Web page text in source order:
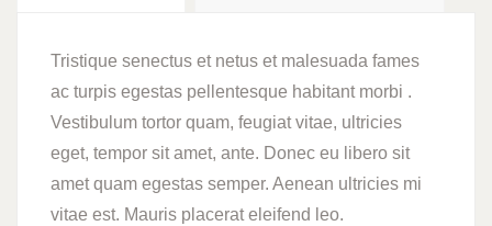
Tristique senectus et netus et malesuada fames
ac turpis egestas pellentesque habitant morbi .
Vestibulum tortor quam, feugiat vitae, ultricies
eget, tempor sit amet, ante. Donec eu libero sit
amet quam egestas semper. Aenean ultricies mi
vitae est. Mauris placerat eleifend leo.